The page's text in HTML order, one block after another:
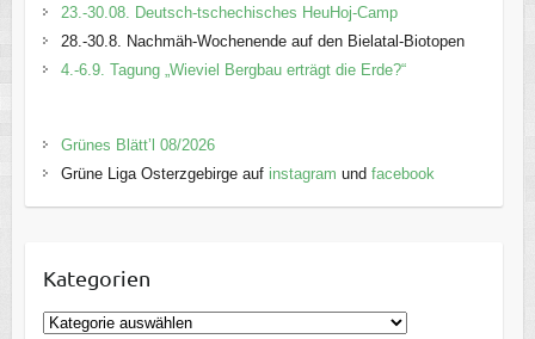
23.-30.08. Deutsch-tschechisches HeuHoj-Camp
28.-30.8. Nachmäh-Wochenende auf den Bielatal-Biotopen
4.-6.9. Tagung „Wieviel Bergbau erträgt die Erde?“
Grünes Blätt’l 08/2026
Grüne Liga Osterzgebirge auf instagram und facebook
Kategorien
K